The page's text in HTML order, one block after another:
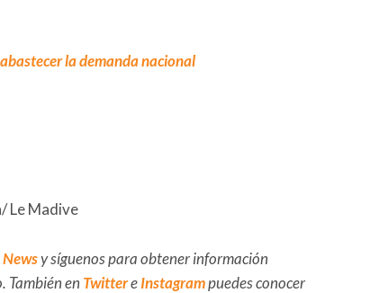
la demanda nacional
Le Madive
y síguenos para obtener información
También en TwittereInstagrampuedes conocer